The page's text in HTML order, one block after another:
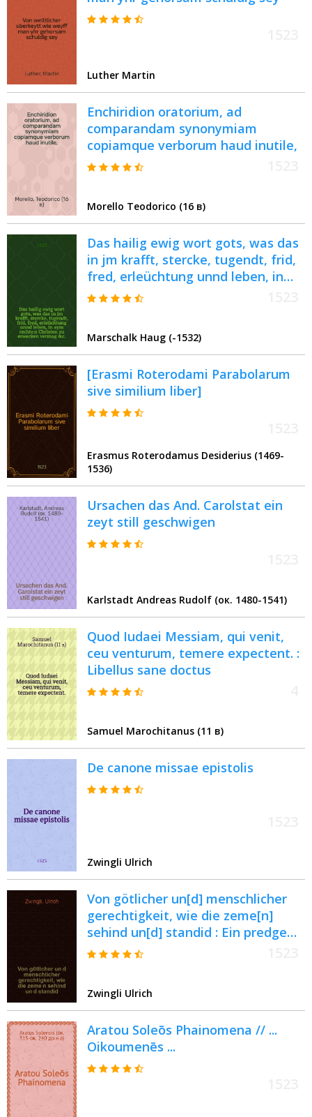
Luther Martin
Enchiridion oratorium, ad
comparandam synonymiam
copiamque verborum haud inutile,
Morello Teodorico (16 в)
Das hailig ewig wort gots, was das
in jm krafft, stercke, tugendt, frid,
fred, erleüchtung unnd leben, in
aym rechte[n] Christen zu
Kaiserlichen hauptman Herrn
Jörgen von Fronsperg zu
Mündelhain. &c
Marschalk Haug (-1532)
[Erasmi Roterodami Parabolarum
sive similium liber]
Erasmus Roterodamus Desiderius (1469-
1536)
Ursachen das And. Carolstat ein
zeyt still geschwigen
Karlstadt Andreas Rudolf (ок. 1480-1541)
Quod Iudaei Messiam, qui venit,
ceu venturum, temere expectent. :
Libellus sane doctus
Samuel Marochitanus (11 в)
De canone missae epistolis
Zwingli Ulrich
Von götlicher un[d] menschlicher
gerechtigkeit, wie die zeme[n]
sehind un[d] standid : Ein predge
Huldrych Zvinglis, an. S. Joanns
Zwingli Ulrich
Aratou Soleōs Phainomena // ...
Oikoumenēs ...